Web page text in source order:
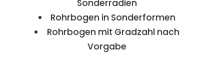
Sonderradien
Rohrbogen in Sonderformen
Rohrbogen mit Gradzahl nach
Vorgabe